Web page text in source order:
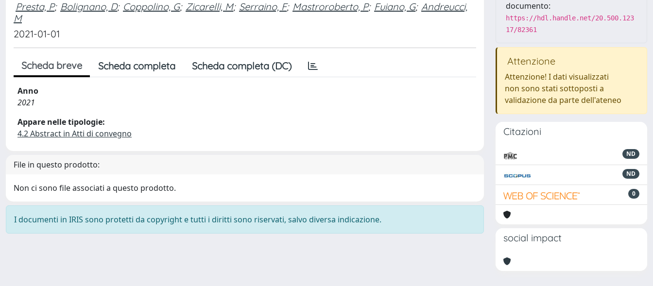
Presta, P; Bolignano, D; Coppolino, G; Zicarelli, M; Serraino, F; Mastroroberto, P; Fuiano, G; Andreucci,
M
2021-01-01
Scheda breve Scheda completa Scheda completa (DC)
Anno
2021
Appare nelle tipologie:
4.2 Abstract in Atti di convegno
File in questo prodotto:
Non ci sono file associati a questo prodotto.
I documenti in IRIS sono protetti da copyright e tutti i diritti sono riservati, salvo diversa indicazione.
documento:
https://hdl.handle.net/20.500.123
17/82361
Attenzione
Attenzione! I dati visualizzati
non sono stati sottoposti a
validazione da parte dell'ateneo
Citazioni
ND
ND
0
social impact